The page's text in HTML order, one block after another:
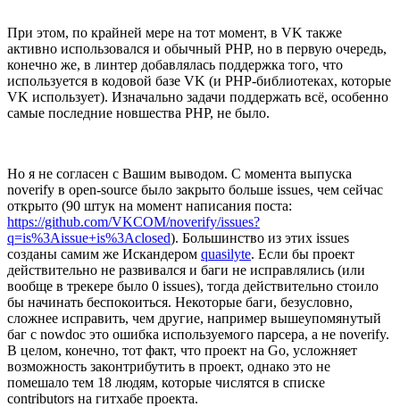
При этом, по крайней мере на тот момент, в VK также
активно использовался и обычный PHP, но в первую очередь,
конечно же, в линтер добавлялась поддержка того, что
используется в кодовой базе VK (и PHP-библиотеках, которые
VK использует). Изначально задачи поддержать всё, особенно
самые последние новшества PHP, не было.
Но я не согласен с Вашим выводом. С момента выпуска
noverify в open-source было закрыто больше issues, чем сейчас
открыто (90 штук на момент написания поста:
https://github.com/VKCOM/noverify/issues?
q=is%3Aissue+is%3Aclosed). Большинство из этих issues
созданы самим же Искандером quasilyte. Если бы проект
действительно не развивался и баги не исправлялись (или
вообще в трекере было 0 issues), тогда действительно стоило
бы начинать беспокоиться. Некоторые баги, безусловно,
сложнее исправить, чем другие, например вышеупомянутый
баг с nowdoc это ошибка используемого парсера, а не noverify.
В целом, конечно, тот факт, что проект на Go, усложняет
возможность законтрибутить в проект, однако это не
помешало тем 18 людям, которые числятся в списке
contributors на гитхабе проекта.